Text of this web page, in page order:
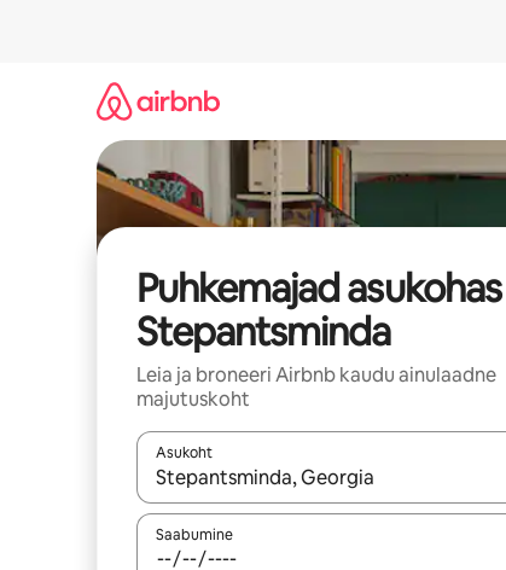
Puhkemajad asukohas
Stepantsminda
Leia ja broneeri Airbnb kaudu ainulaadne
majutuskoht
Asukoht
Kui tulemused on kuvatud, liigu ekraanil
Saabumine